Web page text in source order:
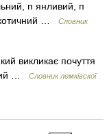
п янливий, п
…
Словник
викликає почуття
…
Словник лемківскої